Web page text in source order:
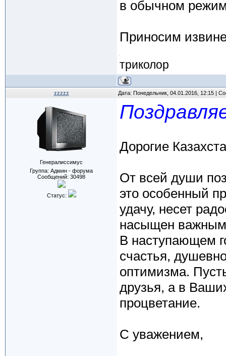
в обычном
Приносим
триколор
zzzzz Дата: Понедельник, 04.01.2016, 12:15 |
Генералиссимус
Группа: Админ - форума
Сообщений: 30498
Статус:
Дорогие
От всей души
это особенный
удачу, несет
насыщен
В наступающем
счастья,
оптимизма.
друзья, а в
процветание.
С уважением,